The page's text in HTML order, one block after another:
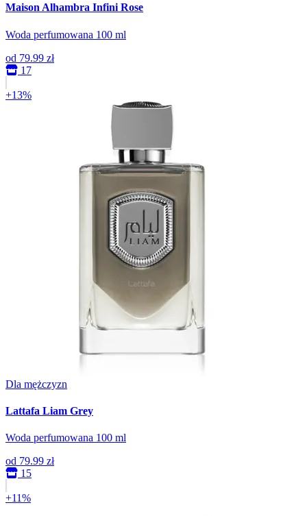
Maison Alhambra Infini Rose
Woda perfumowana 100 ml
od 79.99 zł
17
+13%
Dla mężczyzn
Lattafa Liam Grey
Woda perfumowana 100 ml
od 79.99 zł
15
+11%